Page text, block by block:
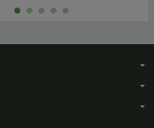
arrow_drop_down
arrow_drop_down
arrow_drop_down